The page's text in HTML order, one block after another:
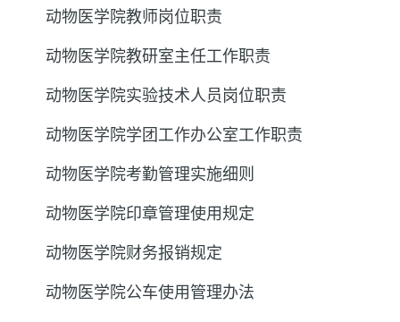
动物医学院教师岗位职责
动物医学院教研室主任工作职责
动物医学院实验技术人员岗位职责
动物医学院学团工作办公室工作职责
动物医学院考勤管理实施细则
动物医学院印章管理使用规定
动物医学院财务报销规定
动物医学院公车使用管理办法